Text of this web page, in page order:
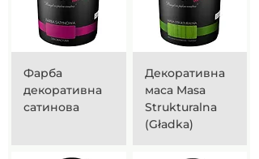
Фарба
декоративна
сатинова
Декоративна
маса Masa
Strukturalna
(Gładka)